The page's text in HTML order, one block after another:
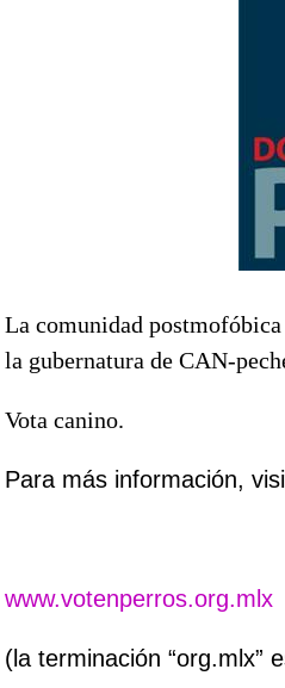
La comunidad
la gubernatura de CAN-
Vota canino.
Para más información,
www.votenperros.org.mlx
(la terminación “org.mlx”